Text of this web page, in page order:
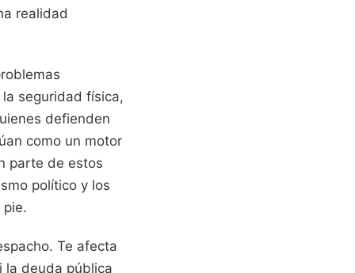
realidad
seguridad física,
defienden
como un motor
parte de estos
político y los
Te afecta
la deuda pública